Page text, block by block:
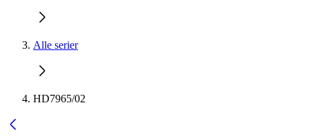
Alle serier
HD7965/02